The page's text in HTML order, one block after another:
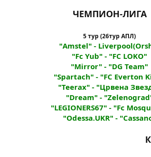
ЧЕМПИОН-ЛИГА
5 тур (26тур АПЛ)
"Amstel" -
"Fc Yub" - "FC LOKO"
"Mirror" - "DG Team"
"Spartach" - "FC Everton
"Teerax" - "Црвена
"Dream" -
"LEGIONERS67" - "Fc
"Odessa.UKR" -